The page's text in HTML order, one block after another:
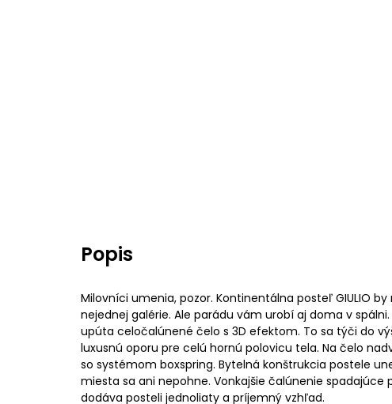
Popis
Milovníci umenia, pozor. Kontinentálna posteľ GIULIO
nejednej galérie. Ale parádu vám urobí aj doma v
upúta celočalúnené čelo s 3D efektom. To sa týči do
luxusnú oporu pre celú hornú polovicu tela. Na čelo
so systémom boxspring. Bytelná konštrukcia postele
miesta sa ani nepohne. Vonkajšie čalúnenie spadajúce
dodáva posteli jednoliaty a príjemný vzhľad.